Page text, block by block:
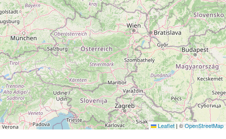
Leaflet | ©OpenStreetMap